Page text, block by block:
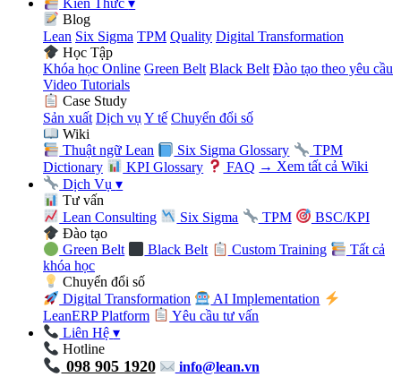
Kiến Thức▾
Blog
Lean Six Sigma TPM Quality Digital Transformation
Học Tập
Khóa học Online Green Belt Black Belt Đào tạo theo yêu cầu
Video Tutorials
Case Study
Sản xuất Dịch vụ Y tế Chuyển đổi số
Wiki
Thuật ngữ Lean
Six Sigma Glossary
TPM
Dictionary
KPI Glossary FAQ → Xem tất cả Wiki
Dịch Vụ▾
Tư vấn
Lean Consulting
Six Sigma TPM
BSC/KPI
Đào tạo
Green Belt
Black Belt Custom Training
Tất cả
khóa học
Chuyển đổi số
Digital Transformation
AI Implementation
LeanERP Platform
Yêu cầu tư vấn
Liên Hệ▾
Hotline
098 905 1920
info@lean.vn